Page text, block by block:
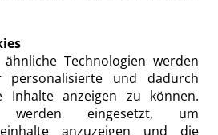
Technologien werden
personalisierte und dadurch
Inhalte anzeigen zu können.
werden eingesetzt, um
anzuzeigen und die